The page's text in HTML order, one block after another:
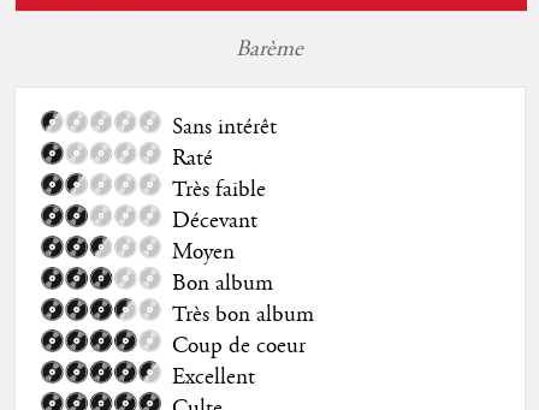
Barème
Sans intérêt
Raté
Très faible
Décevant
Moyen
Bon album
Très bon album
Coup de coeur
Excellent